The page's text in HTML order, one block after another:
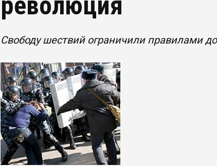
Свободу шествий ограничили правилами